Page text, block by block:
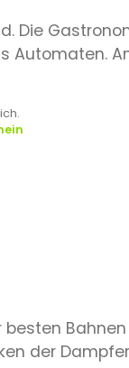
Die
Automaten.
der